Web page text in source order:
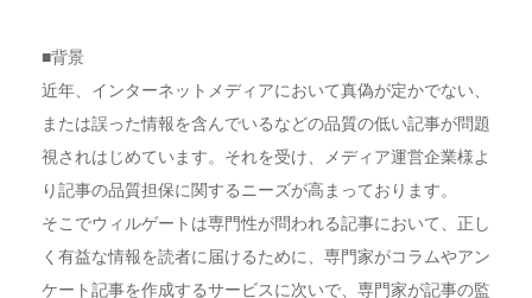
■背景
近年、インターネットメディアにおいて真偽が定かでない、
または誤った情報を含んでいるなどの品質の低い記事が問題
視されはじめています。それを受け、メディア運営企業様よ
り記事の品質担保に関するニーズが高まっております。
そこでウィルゲートは専門性が問われる記事において、正し
く有益な情報を読者に届けるために、専門家がコラムやアン
ケート記事を作成するサービスに次いで、専門家が記事の監